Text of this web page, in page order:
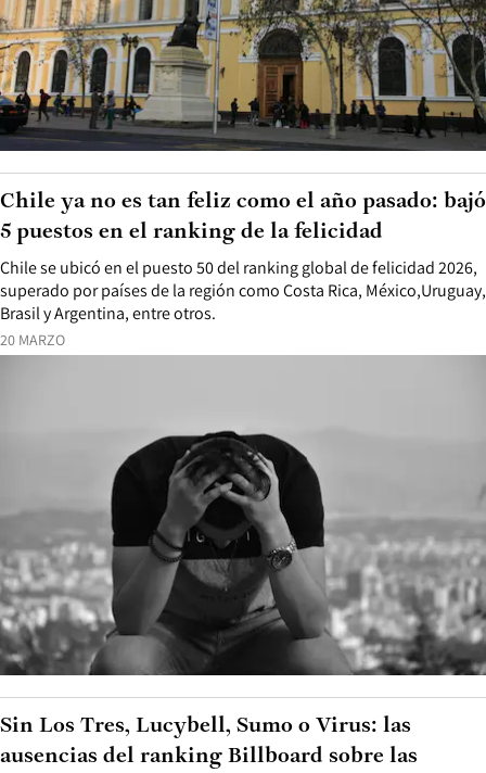
20 MARZO
Chile se ubicó en el puesto 50 del ranking global de felicidad 2026,
superado por países de la región como Costa Rica, México,Uruguay,
Brasil y Argentina, entre otros.
Chile ya no es tan feliz como el año pasado: bajó
5 puestos en el ranking de la felicidad
Sin Los Tres, Lucybell, Sumo o Virus: las
ausencias del ranking Billboard sobre las